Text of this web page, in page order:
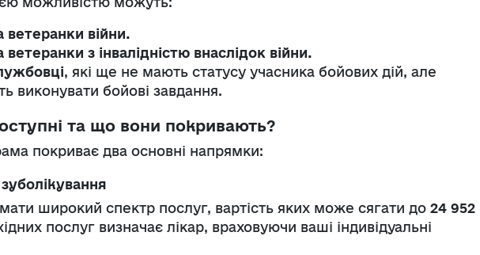
ветеранки війни.
з інвалідністю внаслідок війни.
, які ще не мають статусу учасника бойових дій, але
виконувати бойові завдання.
та що вони покривають?
покриває два основні напрямки:
широкий спектр послуг, вартість яких може сягати до 24 952
послуг визначає лікар, враховуючи ваші індивідуальні